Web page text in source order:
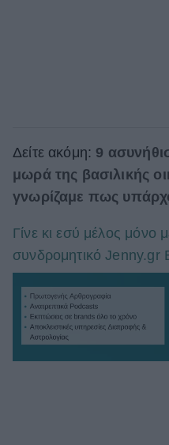
Δείτε ακόμη: 9
μωρά της βασιλικής
γνωρίζαμε πως
Γίνε κι εσύ μέλος μόνο
συνδρομητικό